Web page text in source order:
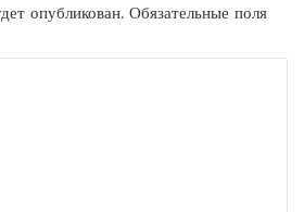
опубликован. Обязательные поля